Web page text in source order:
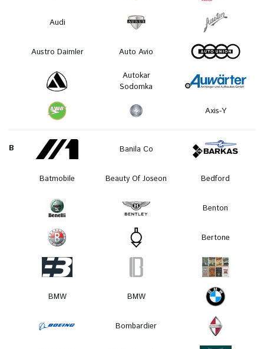
Audi
Austro Daimler Auto Avio
Autokar
Sodomka
Axis-Y
B Banila Co
Batmobile Beauty Of Joseon Bedford
Benton
Bertone
BMW BMW
Bombardier